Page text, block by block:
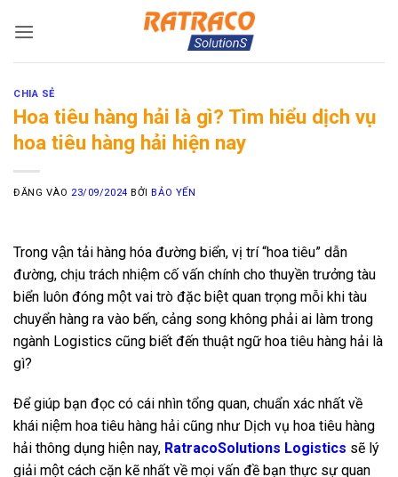
qua
CHIA SẺ
Hoa tiêu hàng hải là gì? Tìm hiểu dịch vụ
hoa tiêu hàng hải hiện nay
ĐĂNG VÀO 23/09/2024 BỞIBẢO YẾN
Trong vận tải hàng hóa đường biển, vị trí “hoa tiêu” dẫn
đường, chịu trách nhiệm cố vấn chính cho thuyền trưởng tàu
biển luôn đóng một vai trò đặc biệt quan trọng mỗi khi tàu
chuyển hàng ra vào bến, cảng song không phải ai làm trong
ngành Logistics cũng biết đến thuật ngữ hoa tiêu hàng hải là
gì?
Để giúp bạn đọc có cái nhìn tổng quan, chuẩn xác nhất về
khái niệm hoa tiêu hàng hải cũng như Dịch vụ hoa tiêu hàng
hải thông dụng hiện nay, RatracoSolutions Logistics sẽ lý
giải một cách cặn kẽ nhất về mọi vấn đề bạn thực sự quan